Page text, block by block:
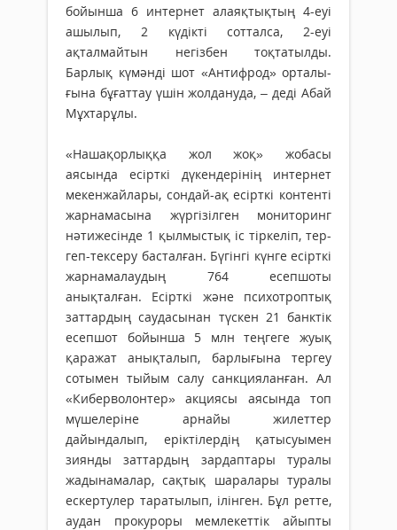
бойынша 6 интернет алаяқ­тықтың 4-еуі
ашылып, 2 күдікті сотталса, 2-еуі
ақталмайтын негізбен тоқтатылды.
Барлық кү­мәнді шот «Антифрод» орта­лы­
ғына бұғаттау үшін жолдануда, – деді Абай
Мұхтарұлы.
«Нашақорлыққа жол жоқ» жобасы
аясында есірткі дү­кендерінің интернет
мекенжайлары, сондай-ақ есірткі контенті
жарнамасына жүргізілген мониторинг
нәти­же­сінде 1 қылмыстық іс тіркеліп, тер­
геп-тексеру басталған. Бүгінгі күн­ге есірткі
жарнамалаудың 764 есепшоты
анықталған. Есірткі және психотроптық
заттардың сау­дасынан түскен 21 банктік
есепшот бойын­ша 5 млн теңгеге жуық
қаражат анықталып, барлығына тергеу
сотымен тыйым салу санк­цияланған. Ал
«Киберволонтер» акциясы аясында топ
мүшелеріне арнайы жилеттер
дайындалып, ерік­тілердің қатысуымен
зиянды зат­­тар­дың зардаптары туралы
жадынамалар, сақтық шаралары ту­ра­лы
ескертулер таратылып, ілінген. Бұл ретте,
аудан прокуроры мемлекеттік айыпты